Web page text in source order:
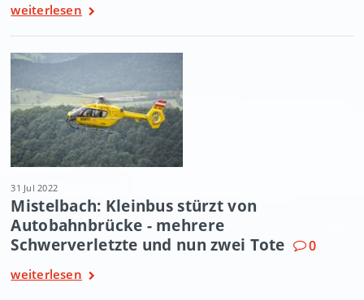
weiterlesen
31 Jul 2022
Mistelbach: Kleinbus stürzt von
Autobahnbrücke - mehrere
Schwerverletzte und nun zwei Tote
0
weiterlesen